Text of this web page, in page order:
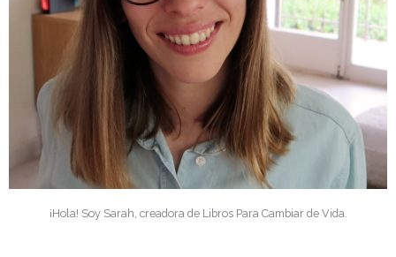
¡Hola! Soy Sarah, creadora de Libros Para Cambiar de Vida.